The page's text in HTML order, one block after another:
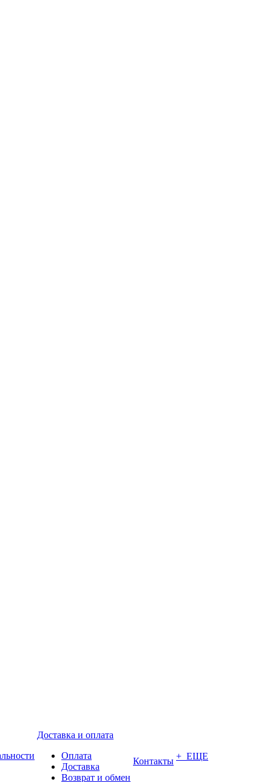
Доставка и оплата
Оплата
Доставка
Возврат и обмен
Контакты + ЕЩЕ